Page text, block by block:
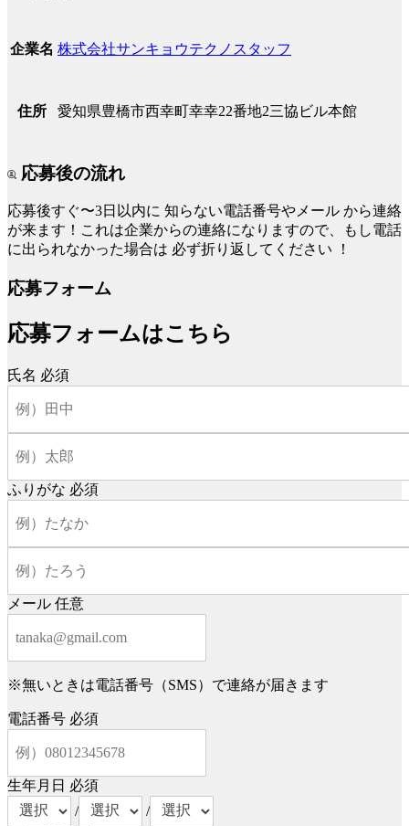
企業名 株式会社サンキョウテクノスタッフ
住所 愛知県豊橋市西幸町幸幸22番地2三協ビル本館
応募後の流れ
応募後すぐ〜3日以内に 知らない電話番号やメール から連絡
が来ます！これは企業からの連絡になりますので、もし電話
に出られなかった場合は 必ず折り返してください ！
応募フォーム
応募フォームはこちら
氏名 必須
ふりがな 必須
メール 任意
※無いときは電話番号（SMS）で連絡が届きます
電話番号 必須
生年月日 必須
/
/